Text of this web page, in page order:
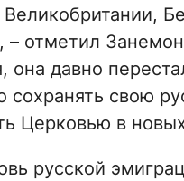
отметил
она давно
сохранять свою
Церковью в
русской